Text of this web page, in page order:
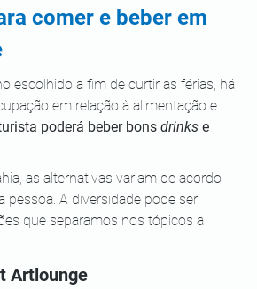
comer e beber em
escolhido a fim de curtir as férias, há
em relação à alimentação e
poderá beber bons drinks e
as alternativas variam de acordo
pessoa. A diversidade pode ser
que separamos nos tópicos a
Artlounge